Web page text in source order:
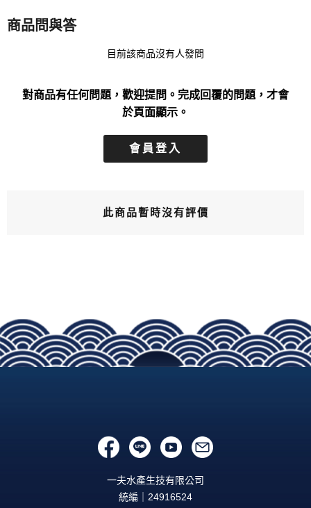
商品問與答
目前該商品沒有人發問
對商品有任何問題，歡迎提問。完成回覆的問題，才會
於頁面顯示。
會員登入
此商品暫時沒有評價
一夫水產生技有限公司
統編｜24916524